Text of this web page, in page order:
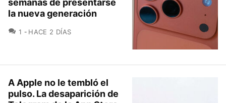
la nueva generación
1 COMENTARIOS
HACE 2 DÍAS
A Apple no le tembló el
pulso. La desaparición de